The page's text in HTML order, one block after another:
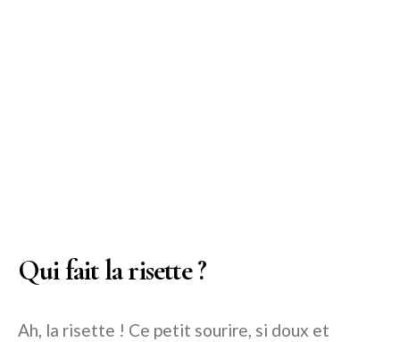
Qui fait la risette ?
Ah, la risette ! Ce petit sourire, si doux et